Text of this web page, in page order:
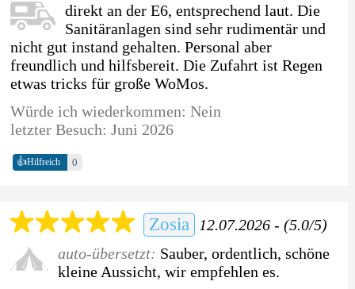
direkt an der E6, entsprechend laut. Die
Sanitäranlagen sind sehr rudimentär und
nicht gut instand gehalten. Personal aber
freundlich und hilfsbereit. Die Zufahrt ist Regen
etwas tricks für große WoMos.
Würde ich wiederkommen: Nein
letzter Besuch: Juni 2026
👍Hilfreich 0
Zosia
12.07.2026 - (5.0/5)
auto-übersetzt: Sauber, ordentlich, schöne
kleine Aussicht, wir empfehlen es.